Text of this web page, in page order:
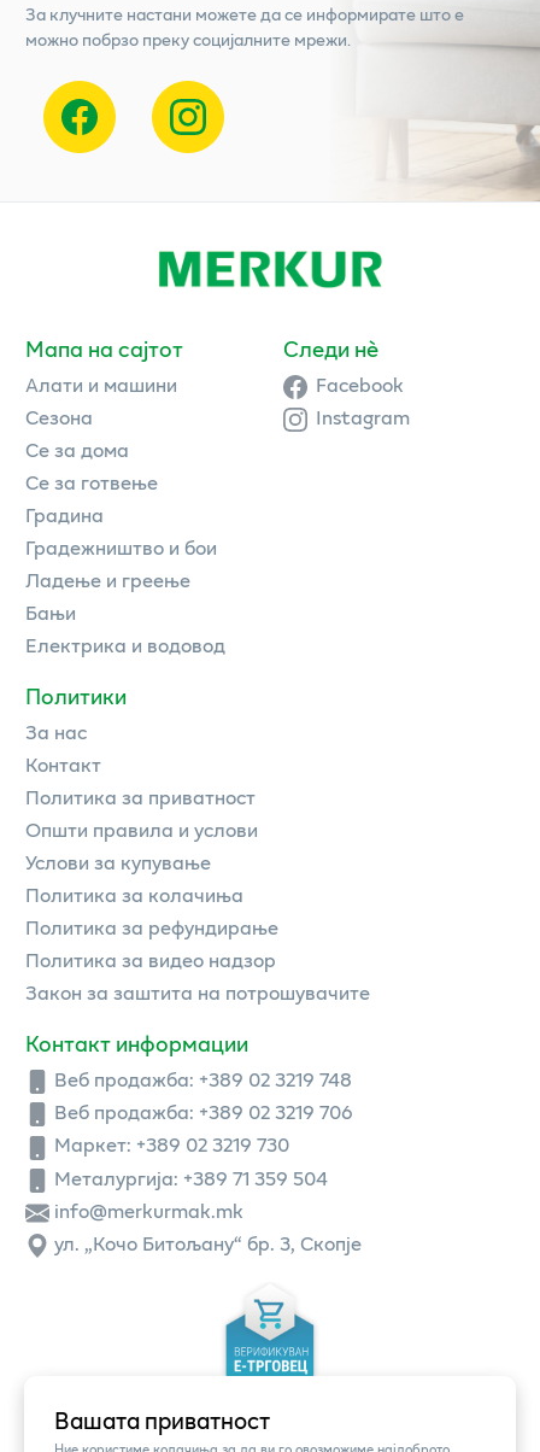
Вашата приватност
За клучните настани можете да се информирате што е
можно побрзо преку социјалните мрежи.
Мапа на сајтот
Алати и машини
Сезона
Се за дома
Се за готвење
Градина
Градежништво и бои
Ладење и греење
Бањи
Електрика и водовод
Политики
За нас
Контакт
Политика за приватност
Општи правила и услови
Услови за купување
Политика за колачиња
Политика за рефундирање
Политика за видео надзор
Закон за заштита на потрошувачите
Контакт информации
Веб продажба: +389 02 3219 748
Веб продажба: +389 02 3219 706
Маркет: +389 02 3219 730
Металургија: +389 71 359 504
info@merkurmak.mk
ул. „Кочо Битољану“ бр. 3, Скопје
Следи нè
Facebook
Instagram